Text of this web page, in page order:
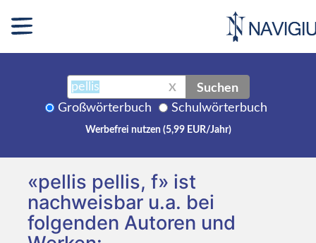
X Suchen
Großwörterbuch Schulwörterbuch
Werbefrei nutzen (5,99 EUR/Jahr)
«pellis pellis, f» ist
nachweisbar u.a. bei
folgenden Autoren und